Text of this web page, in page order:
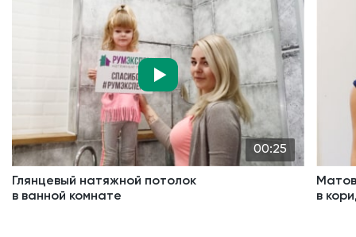
00:25
Глянцевый натяжной потолок
в ванной комнате
в